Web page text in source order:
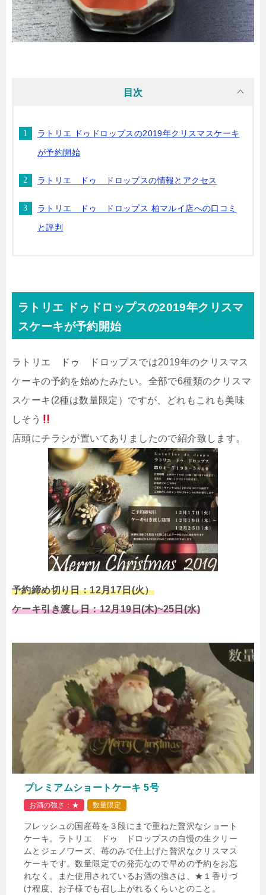
目次
ラトリエ ドゥドロップスの2019年クリスマスケーキ
が予約開始
ラトリエ ドゥ ドロップスの情報とアクセス
ラトリエ ドゥ ドロップス 柏マルイ店への口コミ
と評判
ラトリエ ドゥドロップスの2019年クリスマ
スケーキが予約開始
ラトリエ ドゥ ドロップスでは2019年のクリスマス
ケーキの予約を始めたみたい。全部で6種類のクリスマ
スケーキ(2種は数量限定）ですが、どれもこれも美味
しそう
店頭にチラシが置いてありましたので紹介致します。
予約締め切り日：12月17日(火）
ケーキ引き渡し日：12月19日(木)~25日(水)
プレミアムショートケーキ 5号
お酒の強さ：★ 数量限定
フレッシュの国産苺を３段にまで重ねた贅沢なショート
ケーキ。ラトリエ ドゥ ドロップスの自慢の生クリー
ムとジェノワーズ、苺のみで仕上げた贅沢なクリスマス
ケーキです。数量限定での発売なので早めの予約をお忘
れなく。また使用されているお酒の強さは、★１香りづ
け程度、お子様でも召し上がれるくらいとのこと。